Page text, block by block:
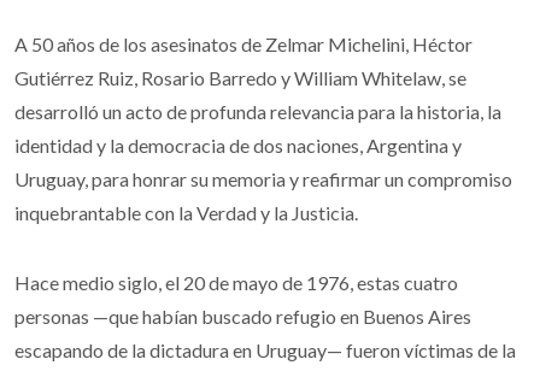
A 50 años de los asesinatos de Zelmar Michelini, Héctor
Gutiérrez Ruiz, Rosario Barredo y William Whitelaw, se
desarrolló un acto de profunda relevancia para la historia, la
identidad y la democracia de dos naciones, Argentina y
Uruguay, para honrar su memoria y reafirmar un compromiso
inquebrantable con la Verdad y la Justicia.
Hace medio siglo, el 20 de mayo de 1976, estas cuatro
personas —que habían buscado refugio en Buenos Aires
escapando de la dictadura en Uruguay— fueron víctimas de la